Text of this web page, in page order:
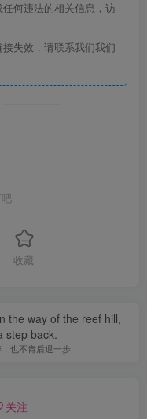
何违法的相关信息，访
失效，请联系我们我们
收藏
the way of the reef hill,
step back.
也不肯后退一步
关注